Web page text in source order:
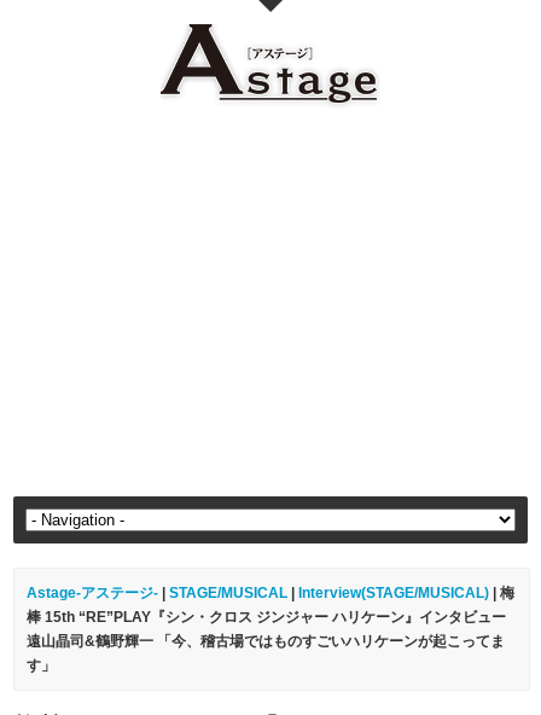
Astage-アステージ- |STAGE/MUSICAL Interview(STAGE/MUSICAL) | 梅
棒 15th “RE”PLAY『シン・クロス ジンジャー ハリケーン』インタビュー
遠山晶司&鶴野輝一 「今、稽古場ではものすごいハリケーンが起こってま
す」